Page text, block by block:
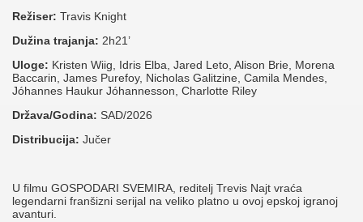
Režiser: Travis Knight
Dužina trajanja: 2h21’
Uloge: Kristen Wiig, Idris Elba, Jared Leto, Alison Brie, Morena
Baccarin, James Purefoy, Nicholas Galitzine, Camila Mendes,
Jóhannes Haukur Jóhannesson, Charlotte Riley
Država/Godina: SAD/2026
Distribucija: Jučer
U filmu GOSPODARI SVEMIRA, reditelj Trevis Najt vraća
legendarni franšizni serijal na veliko platno u ovoj epskoj igranoj
avanturi.